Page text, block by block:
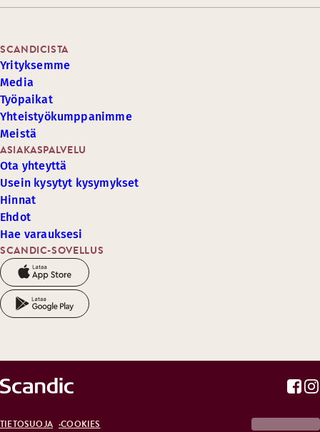
SCANDIC-SOVELLUS
ASIAKASPALVELU
Ota yhteyttä
Usein kysytyt kysymykset
Hinnat
Ehdot
Hae varauksesi
SCANDICISTA
Yrityksemme
Media
Työpaikat
Yhteistyökumppanimme
Meistä
TIETOSUOJA COOKIES